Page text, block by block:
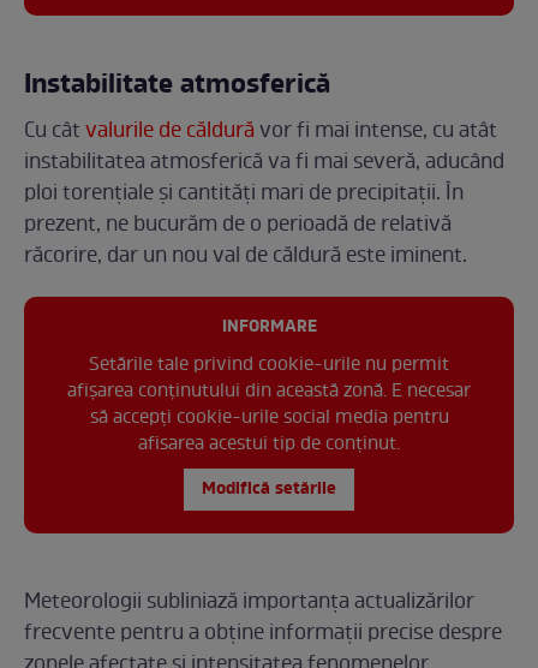
Instabilitate atmosferică
Cu câtvalurile de căldurăvor fi mai intense, cu atât
instabilitatea atmosferică va fi mai severă, aducând
ploi torențiale și cantități mari de precipitații. În
prezent, ne bucurăm de o perioadă de relativă
răcorire, dar un nou val de căldură este iminent.
INFORMARE
Setările tale privind cookie-urile nu permit
afișarea conținutului din această zonă. E necesar
să accepți cookie-urile social media pentru
afisarea acestui tip de conținut.
Modifică setările
Meteorologii subliniază importanța actualizărilor
frecvente pentru a obține informații precise despre